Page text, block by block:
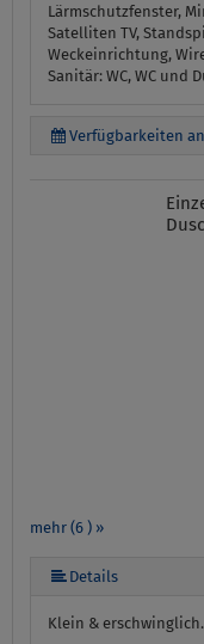
Lärmschutzfenster,
Satelliten TV,
Weckeinrichtung,
Sanitär: WC, WC und
Verfügbarkeiten
mehr (6 ) »
mehr (6 ) »
mehr (6 ) »
Details
Klein & erschwinglich.